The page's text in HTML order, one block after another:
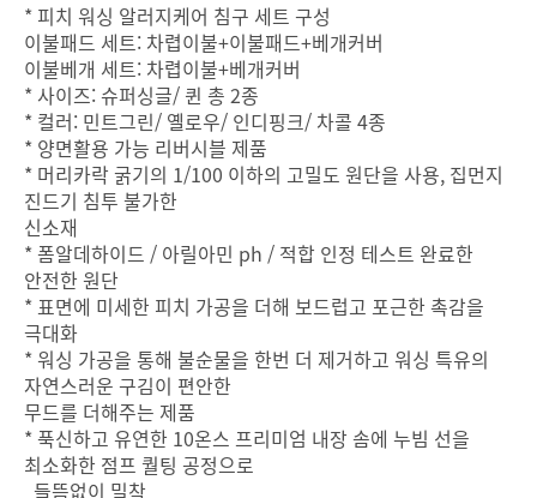
* 피치 워싱 알러지케어 침구 세트 구성
이불패드 세트: 차렵이불+이불패드+베개커버
이불베개 세트: 차렵이불+베개커버
* 사이즈: 슈퍼싱글/ 퀸 총 2종
* 컬러: 민트그린/ 옐로우/ 인디핑크/ 차콜 4종
* 양면활용 가능 리버시블 제품
* 머리카락 굵기의 1/100 이하의 고밀도 원단을 사용, 집먼지
진드기 침투 불가한
신소재
* 폼알데하이드 / 아릴아민 ph / 적합 인정 테스트 완료한
안전한 원단
* 표면에 미세한 피치 가공을 더해 보드럽고 포근한 촉감을
극대화
* 워싱 가공을 통해 불순물을 한번 더 제거하고 워싱 특유의
자연스러운 구김이 편안한
무드를 더해주는 제품
* 푹신하고 유연한 10온스 프리미엄 내장 솜에 누빔 선을
최소화한 점프 퀄팅 공정으로
들뜸없이 밀착